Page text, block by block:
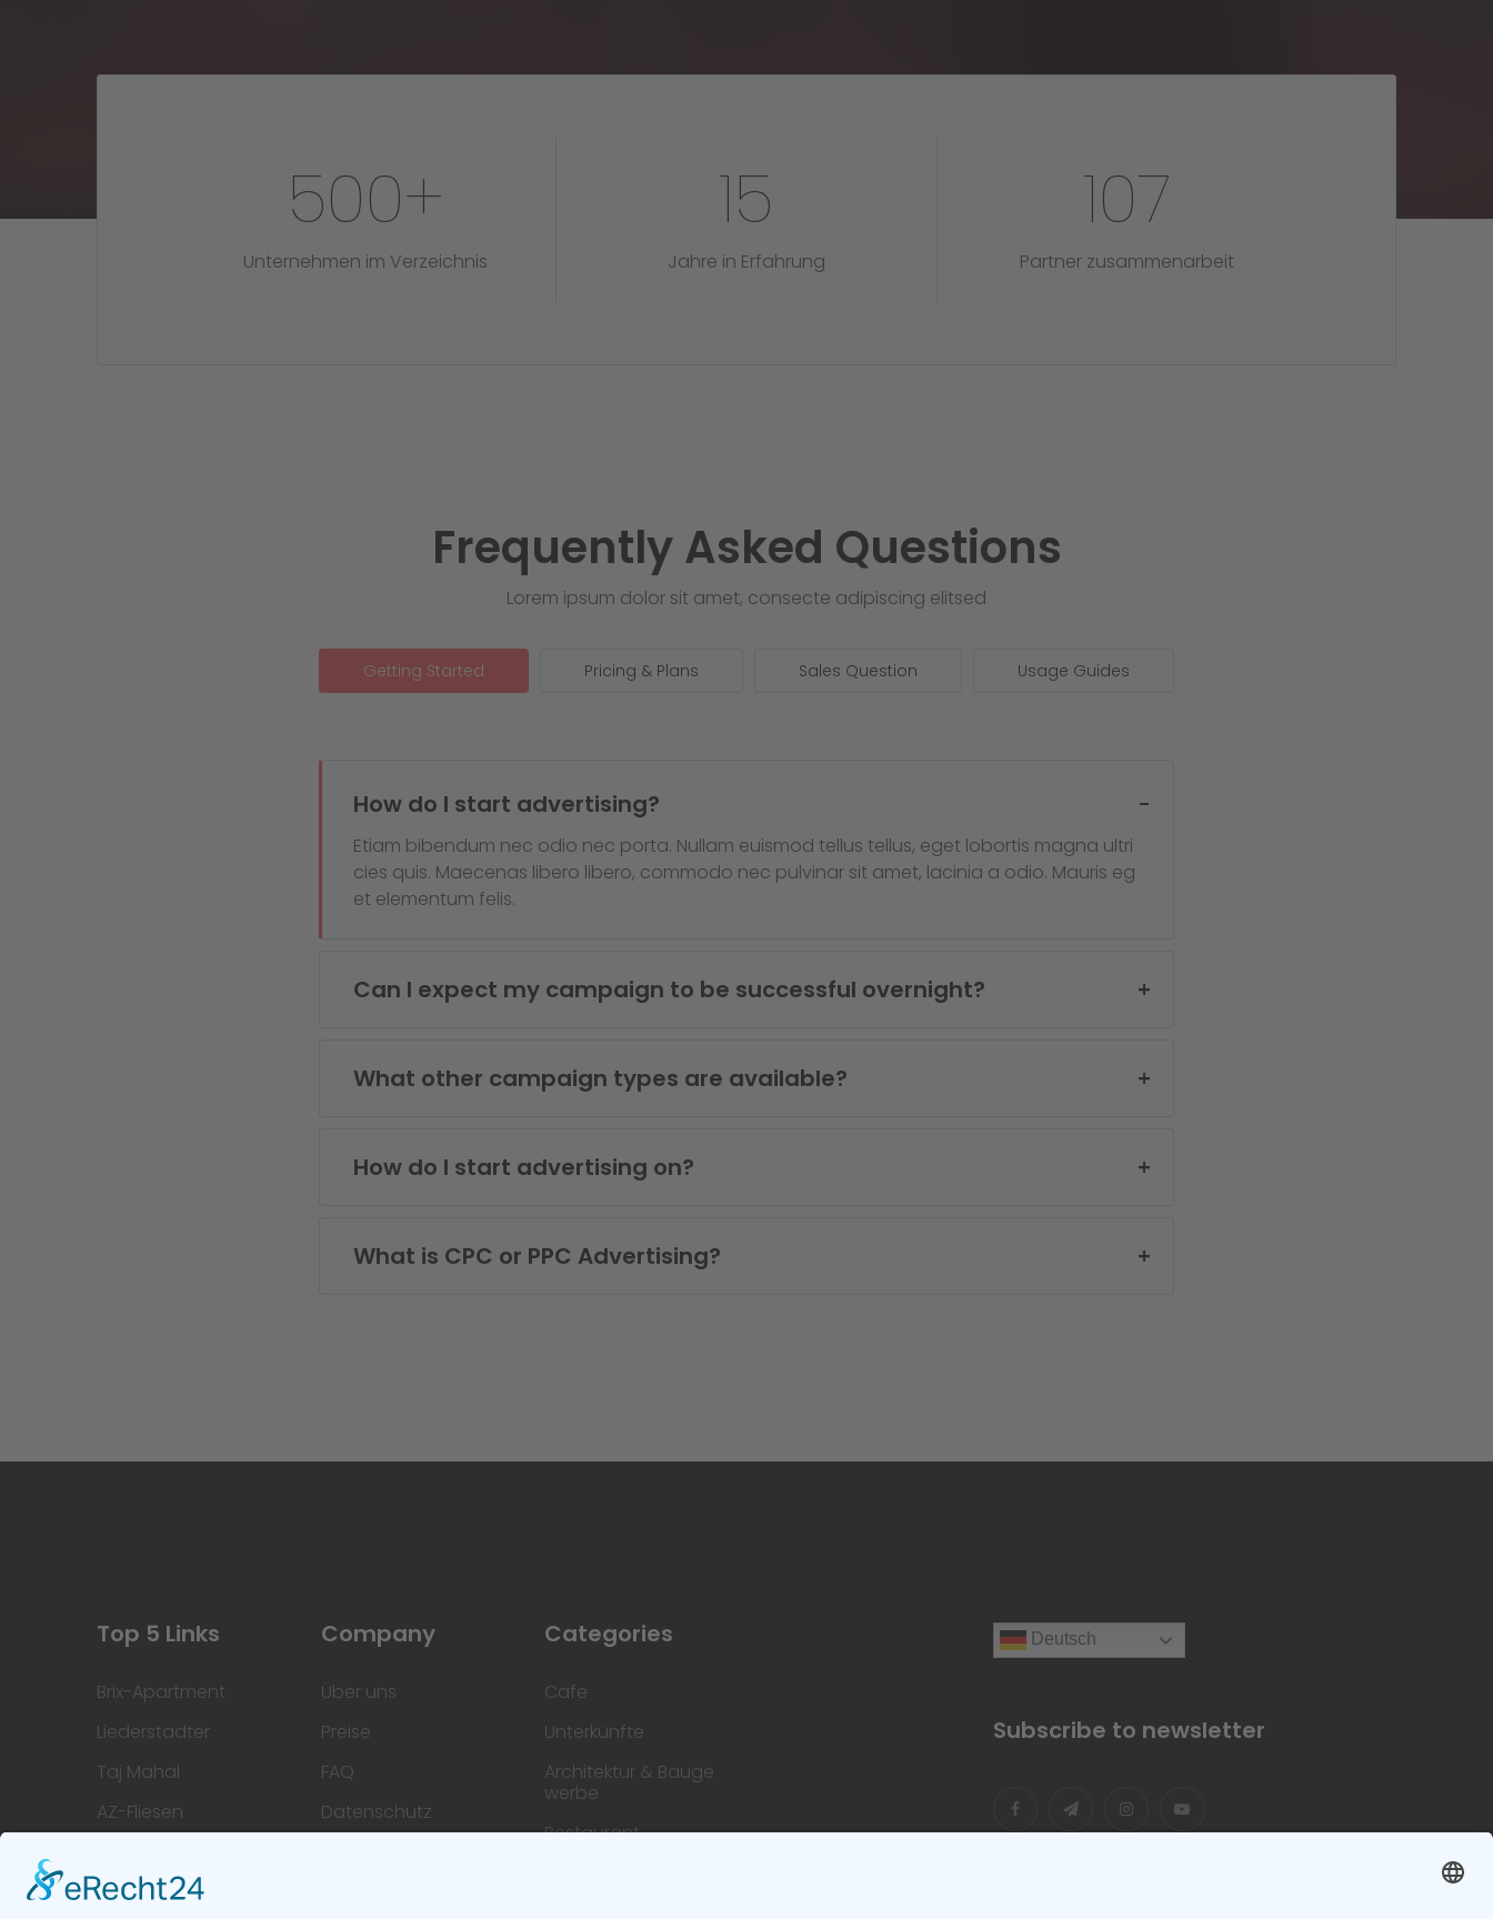
500+
Unternehmen im Verzeichnis
15
Jahre in Erfahrung
107
Partner zusammenarbeit
Frequently Asked Questions
Lorem ipsum dolor sit amet, consecte adipiscing elitsed
Getting Started Pricing & Plans Sales Question Usage Guides
How do I start advertising?
Etiam bibendum nec odio nec porta. Nullam euismod tellus tellus, eget lobortis magna ultri
cies quis. Maecenas libero libero, commodo nec pulvinar sit amet, lacinia a odio. Mauris eg
et elementum felis.
Can I expect my campaign to be successful overnight?
What other campaign types are available?
How do I start advertising on?
What is CPC or PPC Advertising?
Top 5 Links
Brix-Apartment
Liederstädter
Taj Mahal
AZ-Fliesen
Company
Über uns
Preise
FAQ
Datenschutz
Categories
Cafe
Unterkünfte
Architektur & Bauge
werbe
Restaurant
Deutsch
Subscribe to newsletter